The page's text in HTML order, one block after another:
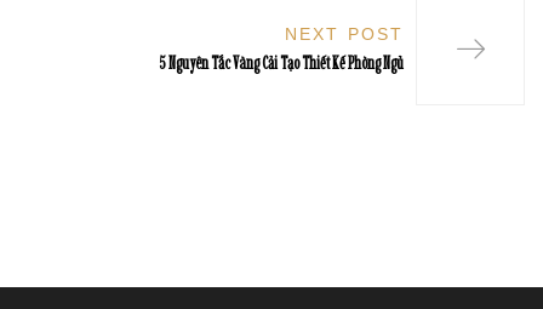
NEXT POST
5 Nguyên Tắc Vàng Cải Tạo Thiết Kế Phòng Ngủ